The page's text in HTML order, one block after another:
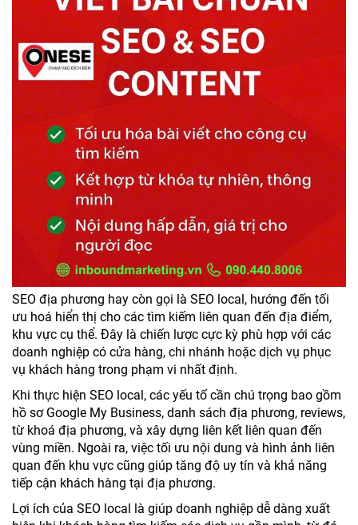
SEO địa phương hay còn gọi là SEO local, hướng đến tối
ưu hoá hiển thị cho các tìm kiếm liên quan đến địa điểm,
khu vực cụ thể. Đây là chiến lược cực kỳ phù hợp với các
doanh nghiệp có cửa hàng, chi nhánh hoặc dịch vụ phục
vụ khách hàng trong phạm vi nhất định.
Khi thực hiện SEO local, các yếu tố cần chú trọng bao gồm
hồ sơ Google My Business, danh sách địa phương, reviews,
từ khoá địa phương, và xây dựng liên kết liên quan đến
vùng miền. Ngoài ra, việc tối ưu nội dung và hình ảnh liên
quan đến khu vực cũng giúp tăng độ uy tín và khả năng
tiếp cận khách hàng tại địa phương.
Lợi ích của SEO local là giúp doanh nghiệp dễ dàng xuất